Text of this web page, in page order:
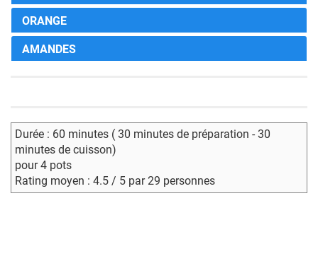
ORANGE
AMANDES
Durée : 60 minutes ( 30 minutes de préparation - 30
minutes de cuisson)
pour 4 pots
Rating moyen : 4.5 / 5 par 29 personnes